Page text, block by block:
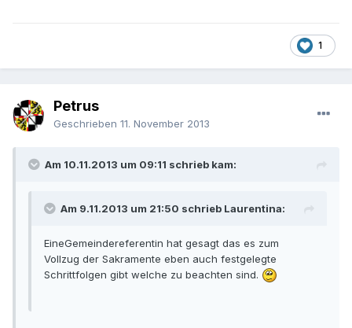
1
Petrus
Geschrieben 11. November 2013
Am 10.11.2013 um 09:11 schrieb kam:
Am 9.11.2013 um 21:50 schrieb Laurentina:
EineGemeindereferentin hat gesagt das es zum
Vollzug der Sakramente eben auch festgelegte
Schrittfolgen gibt welche zu beachten sind.